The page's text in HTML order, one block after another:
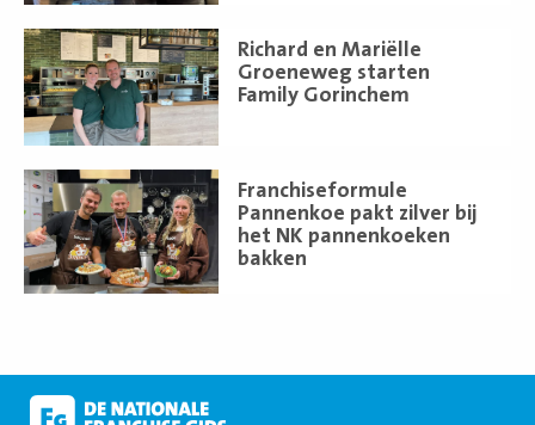
Richard en Mariëlle
Groeneweg starten
Family Gorinchem
Lees
meer
Franchiseformule
Pannenkoe pakt zilver bij
het NK pannenkoeken
bakken
Lees
meer